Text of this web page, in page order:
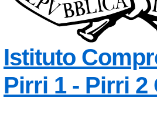
Istituto
Pirri 1 - Pirri 2